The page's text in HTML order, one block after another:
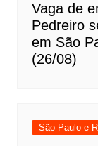
Vaga de
Pedreiro
em São
(26/08)
São Paulo e